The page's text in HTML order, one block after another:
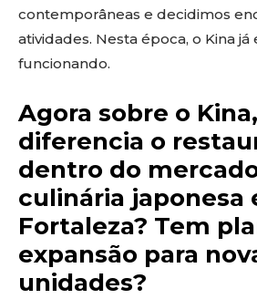
contemporâneas e decidimos
atividades. Nesta época, o Kina já
funcionando.
Agora sobre o
diferencia o
dentro do
culinária japonesa
Fortaleza? Tem
expansão para
unidades?